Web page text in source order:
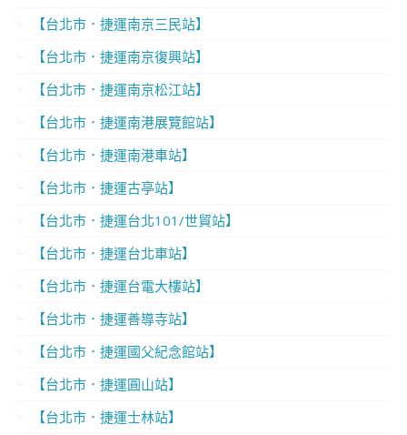
【台北市．捷運南京三民站】
【台北市．捷運南京復興站】
【台北市．捷運南京松江站】
【台北市．捷運南港展覽館站】
【台北市．捷運南港車站】
【台北市．捷運古亭站】
【台北市．捷運台北101/世貿站】
【台北市．捷運台北車站】
【台北市．捷運台電大樓站】
【台北市．捷運善導寺站】
【台北市．捷運國父紀念館站】
【台北市．捷運圓山站】
【台北市．捷運士林站】